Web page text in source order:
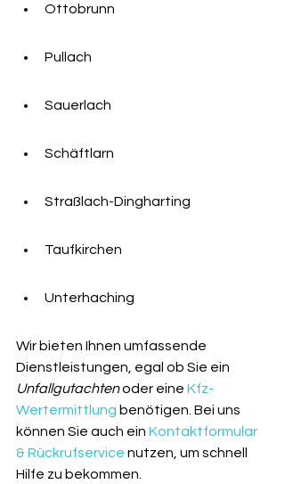
Ottobrunn
Pullach
Sauerlach
Schäftlarn
Straßlach-Dingharting
Taufkirchen
Unterhaching
Wir bieten Ihnen umfassende
Dienstleistungen, egal ob Sie ein
Unfallgutachten oder eine Kfz-
Wertermittlung benötigen. Bei uns
können Sie auch ein Kontaktformular
& Rückrufservice nutzen, um schnell
Hilfe zu bekommen.